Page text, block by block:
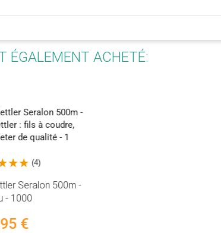
ÉGALEMENT ACHETÉ:
(4)
Seralon 500m -
- 1000
€